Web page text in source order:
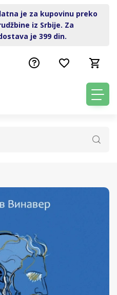
je za kupovinu preko
iz Srbije. Za
je 399 din.